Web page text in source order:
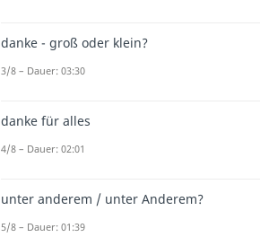
danke - groß oder klein?
3/8 – Dauer: 03:30
danke für alles
4/8 – Dauer: 02:01
unter anderem / unter Anderem?
5/8 – Dauer: 01:39